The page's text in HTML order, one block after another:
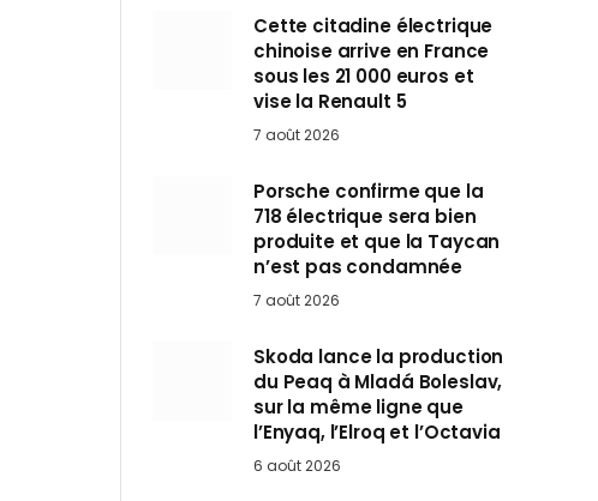
Cette citadine électrique
chinoise arrive en France
sous les 21 000 euros et
vise la Renault 5
7 août 2026
Porsche confirme que la
718 électrique sera bien
produite et que la Taycan
n’est pas condamnée
7 août 2026
Skoda lance la production
du Peaq à Mladá Boleslav,
sur la même ligne que
l’Enyaq, l’Elroq et l’Octavia
6 août 2026